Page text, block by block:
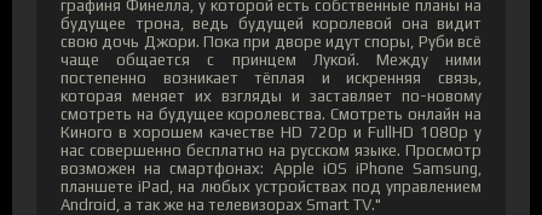
графиня Финелла, у которой есть собственные планы на
будущее трона, ведь будущей королевой она видит
свою дочь Джори. Пока при дворе идут споры, Руби всё
чаще общается с принцем Лукой. Между ними
постепенно возникает тёплая и искренняя связь,
которая меняет их взгляды и заставляет по-новому
смотреть на будущее королевства. Смотреть онлайн на
Киного в хорошем качестве HD 720p и FullHD 1080p у
нас совершенно бесплатно на русском языке. Просмотр
возможен на смартфонах: Apple iOS iPhone Samsung,
планшете iPad, на любых устройствах под управлением
Android, а так же на телевизорах Smart TV."